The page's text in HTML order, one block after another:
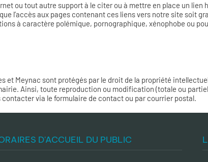
ou tout autre support à le citer ou à mettre en place un lien
l’accès aux pages contenant ces liens vers notre site soit
à caractère polémique, pornographique, xénophobe ou
et Meynac sont protégés par le droit de la propriété
Ainsi, toute reproduction ou modification (totale ou
via le formulaire de contact ou par courrier postal.
D'ACCUEIL DU PUBLIC